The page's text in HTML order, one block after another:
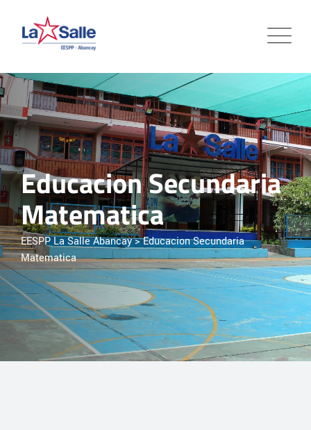
Educacion Secundaria
Matematica
EESPP La Salle Abancay>Educacion Secundaria
Matematica